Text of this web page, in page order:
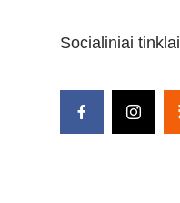
Socialiniai tinklai